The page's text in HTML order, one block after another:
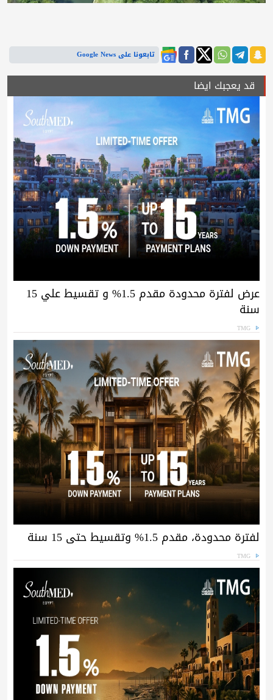
تابعونا على Google News
قد يعجبك ايضا
عرض لفترة محدودة مقدم 1.5% و تقسيط علي 15
سنة
TMG
لفترة محدودة، مقدم 1.5% وتقسيط حتى 15 سنة
TMG